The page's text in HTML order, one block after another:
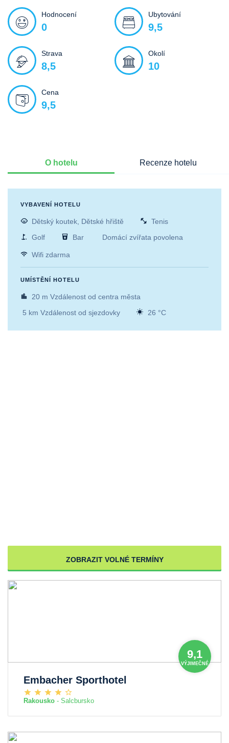
Hodnocení
0
Ubytování
9,5
Strava
8,5
Okolí
10
Cena
9,5
O hotelu Recenze hotelu
VYBAVENÍ HOTELU
Dětský koutek, Dětské hřiště
Tenis
Golf
Bar Domácí zvířata povolena
Wifi zdarma
UMÍSTĚNÍ HOTELU
20 m Vzdálenost od centra města
5 km Vzdálenost od sjezdovky
26 °C
ZOBRAZIT VOLNÉ TERMÍNY
9,1
VÝJIMEČNÉ
Embacher Sporthotel
Rakousko - Salcbursko